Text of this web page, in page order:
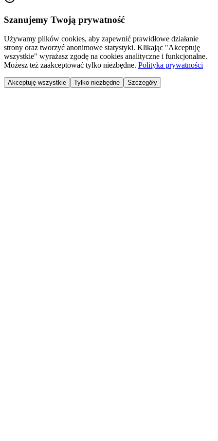
Szanujemy Twoją prywatność
Używamy plików cookies, aby zapewnić prawidłowe działanie
strony oraz tworzyć anonimowe statystyki. Klikając "Akceptuję
wszystkie" wyrażasz zgodę na cookies analityczne i funkcjonalne.
Możesz też zaakceptować tylko niezbędne. Polityka prywatności
Akceptuję wszystkie Tylko niezbędne Szczegóły